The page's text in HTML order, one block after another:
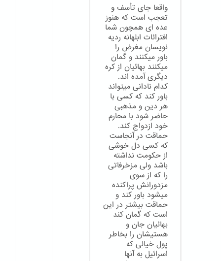
واقعا جای تأسف و
تعجب است که هنوز
عده ای همچون شما
افترائات ابلهانه ردیه
نویسان مغرض را
باور میکنند و گمان
میکنند بهائیان از کره
دیگری آمده اند.
کدام نادانی میتواند
باور کند که کسی با
هر دین و مذهبی
حاضر شود با محارم
خود ازدواج کند.
حماقت در آنجاست
که کسی دل خوشی
از حکومت نداشته
باشد ولی مزخرفاتی
را که از سوی
مزدورانش پراکنده
میشود باور کند و
حماقت بیشتر در این
است که گمان کند
بهائیان جان و
هستیشان را بخاطر
پول خیالی که
اسرائیل به آنها